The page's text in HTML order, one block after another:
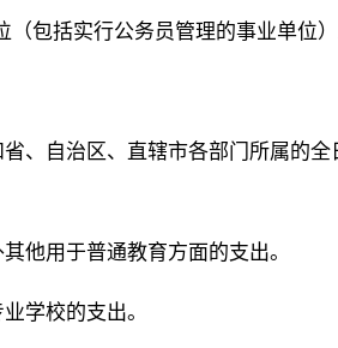
包括实行公务员管理的事业单位
、自治区、直辖市各部门所属的
他用于普通教育方面的支出。
学校的支出。